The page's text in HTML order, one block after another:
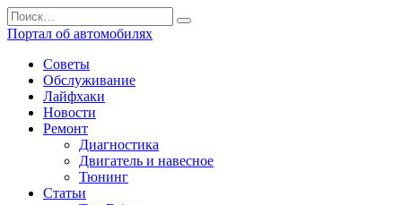
Перейти
к
содержанию
Search
for:
Портал об автомобилях
Советы
Обслуживание
Лайфхаки
Новости
Ремонт
Диагностика
Двигатель и навесное
Тюнинг
Статьи